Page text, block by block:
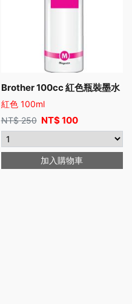
Brother 100cc 紅色瓶裝墨水
紅色 100ml
NT$250 NT$100
加入購物車